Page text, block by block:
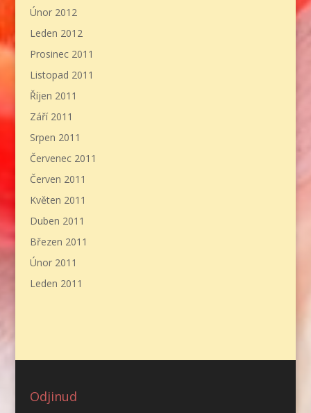
Únor 2012
Leden 2012
Prosinec 2011
Listopad 2011
Říjen 2011
Září 2011
Srpen 2011
Červenec 2011
Červen 2011
Květen 2011
Duben 2011
Březen 2011
Únor 2011
Leden 2011
Odjinud